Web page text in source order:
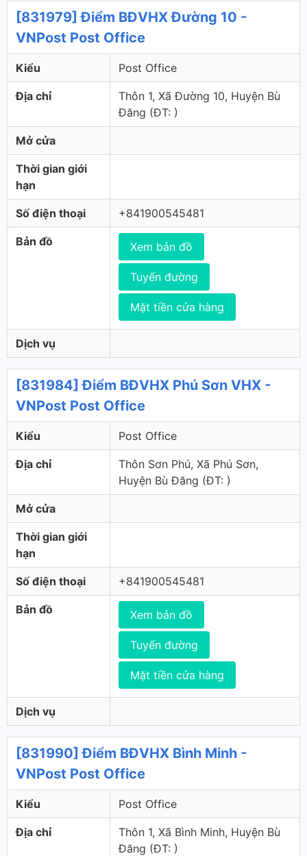
[831979] Điểm BĐVHX Đường 10 -
VNPost Post Office
Kiểu Post Office
Địa chỉ
Thôn 1, Xã Đường 10, Huyện Bù
Đăng (ÐT: )
Mở cửa
Thời gian giới
hạn
Số điện thoại +841900545481
Bản đồ Xem bản đồ
Tuyến đường
Mặt tiền cửa hàng
Dịch vụ
[831984] Điểm BĐVHX Phú Sơn VHX -
VNPost Post Office
Kiểu Post Office
Địa chỉ
Thôn Sơn Phú, Xã Phú Sơn,
Huyện Bù Đăng (ÐT: )
Mở cửa
Thời gian giới
hạn
Số điện thoại +841900545481
Bản đồ Xem bản đồ
Tuyến đường
Mặt tiền cửa hàng
Dịch vụ
[831990] Điểm BĐVHX Bình Minh -
VNPost Post Office
Kiểu Post Office
Địa chỉ
Thôn 1, Xã Bình Minh, Huyện Bù
Đăng (ÐT: )